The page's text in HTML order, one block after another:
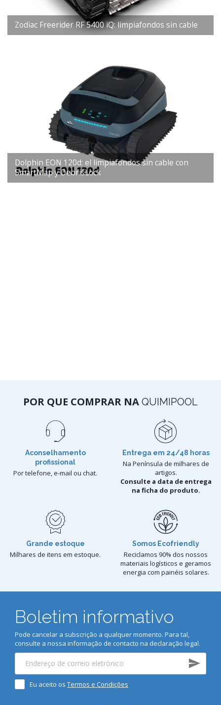
Zodiac Freerider RF 5400 iQ: limpiafondos sin cable
Dolphin EON 120d: el limpiafondos sin cable con
SmartMap y DebrisLock
POR QUE COMPRAR NA QUIMIPOOL
Aconselhamento
profissional
Por telefone, e-mail ou chat.
Entrega em 24/48 horas
Na Península de milhares de
artigos.
Consulte a data de entrega
na ficha do produto.
Grande estoque
Milhares de itens em estoque.
Somos Ecofriendly
Reciclamos 90% dos nossos
materiais logísticos e geramos
energia com painéis solares.
Boletim informativo
Pode cancelar a subscrição a qualquer momento. Para tal,
consulte a nossa informação de contacto na declaração legal.
Eu aceito os Termos e Condições